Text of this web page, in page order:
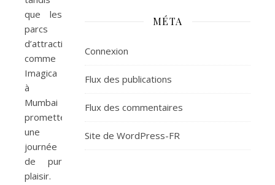
que les
parcs
d’attractions
comme
Imagica
à
Mumbai
promettent
une
journée
de pur
plaisir.
MÉTA
Connexion
Flux des publications
Flux des commentaires
Site de WordPress-FR